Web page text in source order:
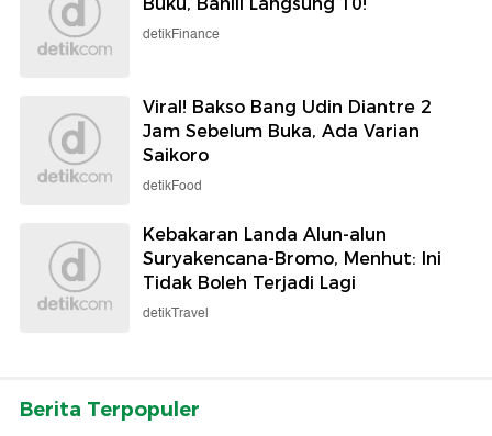
detikFinance
Viral! Bakso Bang Udin Diantre 2
Jam Sebelum Buka, Ada Varian
Saikoro
detikFood
Kebakaran Landa Alun-alun
Suryakencana-Bromo, Menhut: Ini
Tidak Boleh Terjadi Lagi
detikTravel
Berita Terpopuler